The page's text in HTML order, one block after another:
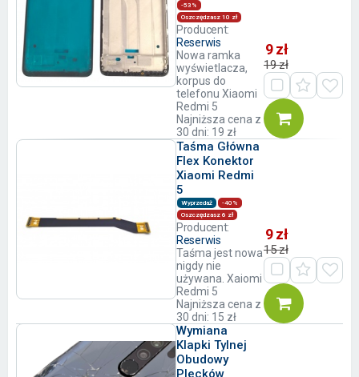
-53%
Oszczędzasz 10 zł
Producent:
Reserwis
Nowa ramka
wyświetlacza,
korpus do
telefonu Xiaomi
Redmi 5
Najniższa cena z
30 dni: 19 zł
9 zł
19 zł
Taśma Główna
Flex Konektor
Xiaomi Redmi
5
Wyprzedaż
-40%
Oszczędzasz 6 zł
Producent:
Reserwis
Taśma jest nowa
nigdy nie
używana. Xaiomi
Redmi 5
Najniższa cena z
30 dni: 15 zł
9 zł
15 zł
Wymiana
Klapki Tylnej
Obudowy
Plecków